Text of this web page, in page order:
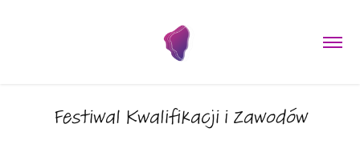
Festiwal Kwalifikacji i Zawodów